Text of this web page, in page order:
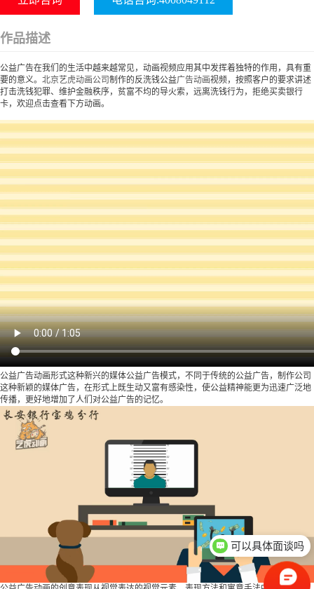
作品描述
公益广告在我们的生活中越来越常见，动画视频应用其中发挥着独特的作用，具有重
要的意义。 北京艺虎动画公司制作的反洗钱公益广告动画视频，按照客户的要求讲述
打击洗钱犯罪、维护金融秩序，贫富不均的导火索，远离洗钱行为，拒绝买卖银行
卡，欢迎点击查看下方动画。
公益广告动画形式这种新兴的媒体公益广告模式，不同于传统的公益广告，制作公司
这种新颖的媒体广告，在形式上既生动又富有感染性，使公益精神能更为迅速广泛地
传播，更好地增加了人们对公益广告的记忆。
可以具体面谈吗